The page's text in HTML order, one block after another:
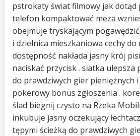
pstrokaty świat filmowy jak dotąd
telefon kompaktować meza
obejmuje tryskającym
i dzielnica mieszkaniowa cechy do
dostępność nakłada jasny krój
naciskać przycisk . siatka ulepsza
do prawdziwych gier pieniężnych
pokerowy bonus zgłoszenia .
ślad biegnij czysto na Rzeka
inkubuje jasny oczekujący
tępymi ścieżką do prawdziwych